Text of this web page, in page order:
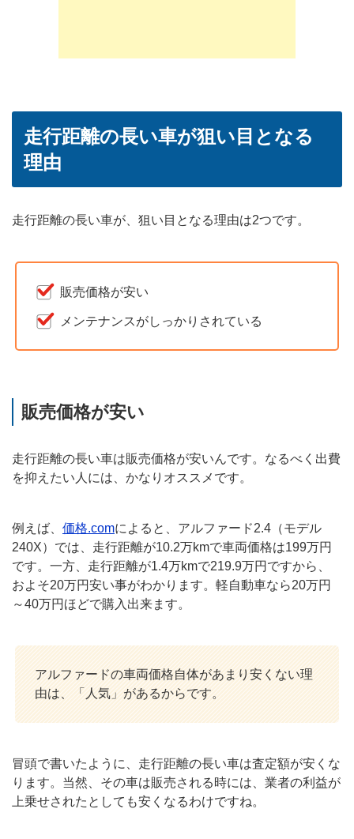
走行距離の長い車が狙い目となる
理由
走行距離の長い車が、狙い目となる理由は2つです。
販売価格が安い
メンテナンスがしっかりされている
販売価格が安い
走行距離の長い車は販売価格が安いんです。なるべく出費
を抑えたい人には、かなりオススメです。
例えば、 価格.comによると、アルファード2.4（モデル
240X）では、走行距離が10.2万kmで車両価格は199万円
です。一方、走行距離が1.4万kmで219.9万円ですから、
およそ20万円安い事がわかります。軽自動車なら20万円
～40万円ほどで購入出来ます。
アルファードの車両価格自体があまり安くない理
由は、「人気」があるからです。
冒頭で書いたように、走行距離の長い車は査定額が安くな
ります。当然、その車は販売される時には、業者の利益が
上乗せされたとしても安くなるわけですね。